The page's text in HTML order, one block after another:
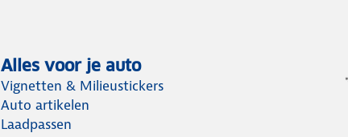
Alles voor je auto
Vignetten & Milieustickers
Auto artikelen
Laadpassen